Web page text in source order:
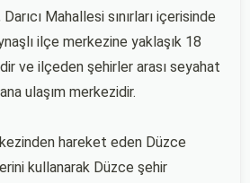
Mahallesi sınırları içerisinde
ilçe merkezine yaklaşık 18
ve ilçeden şehirler arası seyahat
ulaşım merkezidir.
hareket eden Düzce
kullanarak Düzce şehir